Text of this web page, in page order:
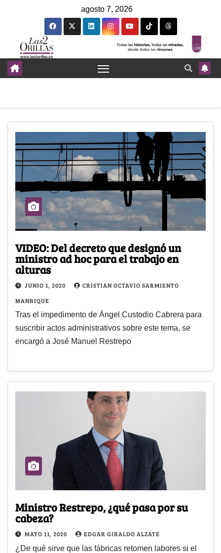
agosto 7, 2026
VIDEO: Del decreto que designó un
ministro ad hoc para el trabajo en
alturas
JUNIO 1, 2020
CRISTIAN OCTAVIO SARMIENTO
MANRIQUE
Tras el impedimento de Ángel Custodio Cabrera para
suscribir actos administrativos sobre este tema, se
encargó a José Manuel Restrepo
Ministro Restrepo, ¿qué pasa por su
cabeza?
MAYO 11, 2020 EDGAR GIRALDO ALZATE
¿De qué sirve que las fábricas retomen labores si el